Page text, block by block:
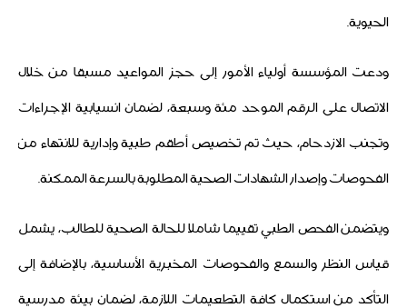
الحيوية.
ودعت المؤسسة أولياء الأمور إلى حجز المواعيد مسبقا من خلال
الاتصال على الرقم الموحد مئة وسبعة، لضمان انسيابية الإجراءات
وتجنب الازدحام، حيث تم تخصيص أطقم طبية وإدارية للانتهاء من
الفحوصات وإصدار الشهادات الصحية المطلوبة بالسرعة الممكنة.
ويتضمن الفحص الطبي تقييما شاملا للحالة الصحية للطالب، يشمل
قياس النظر والسمع والفحوصات المخبرية الأساسية، بالإضافة إلى
التأكد من استكمال كافة التطعيمات اللازمة، لضمان بيئة مدرسية